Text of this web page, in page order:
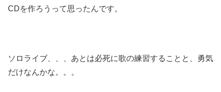
CDを作ろうって思ったんです。
ソロライブ、、、あとは必死に歌の練習することと、勇気
だけなんかな。。。